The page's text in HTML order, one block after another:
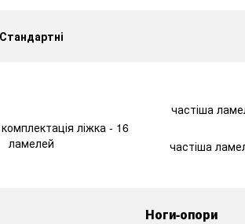
Стандартні
комплектація ліжка - 16
ламелей
частіша
частіша
Ноги-опори